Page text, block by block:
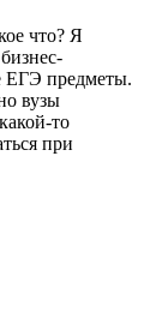
что? Я
ЕГЭ предметы.
вузы
то
при